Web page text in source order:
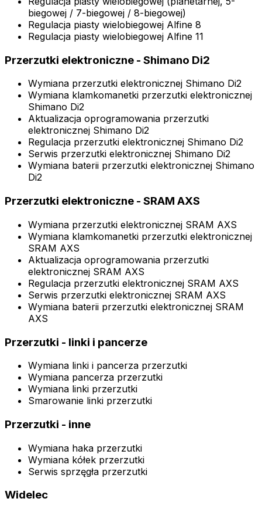
biegowej / 7-biegowej / 8-biegowej)
Regulacja piasty wielobiegowej Alfine 8
Regulacja piasty wielobiegowej Alfine 11
Przerzutki elektroniczne - Shimano Di2
Wymiana przerzutki elektronicznej Shimano Di2
Wymiana klamkomanetki przerzutki elektronicznej
Shimano Di2
Aktualizacja oprogramowania przerzutki
elektronicznej Shimano Di2
Regulacja przerzutki elektronicznej Shimano Di2
Serwis przerzutki elektronicznej Shimano Di2
Wymiana baterii przerzutki elektronicznej Shimano
Di2
Przerzutki elektroniczne - SRAM AXS
Wymiana przerzutki elektronicznej SRAM AXS
Wymiana klamkomanetki przerzutki elektronicznej
SRAM AXS
Aktualizacja oprogramowania przerzutki
elektronicznej SRAM AXS
Regulacja przerzutki elektronicznej SRAM AXS
Serwis przerzutki elektronicznej SRAM AXS
Wymiana baterii przerzutki elektronicznej SRAM
AXS
Przerzutki - linki i pancerze
Wymiana linki i pancerza przerzutki
Wymiana pancerza przerzutki
Wymiana linki przerzutki
Smarowanie linki przerzutki
Przerzutki - inne
Wymiana haka przerzutki
Wymiana kółek przerzutki
Serwis sprzęgła przerzutki
Widelec